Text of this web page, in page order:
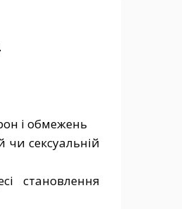
і обмежень
чи сексуальній
становлення